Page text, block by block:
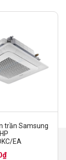
trần Samsung
EA